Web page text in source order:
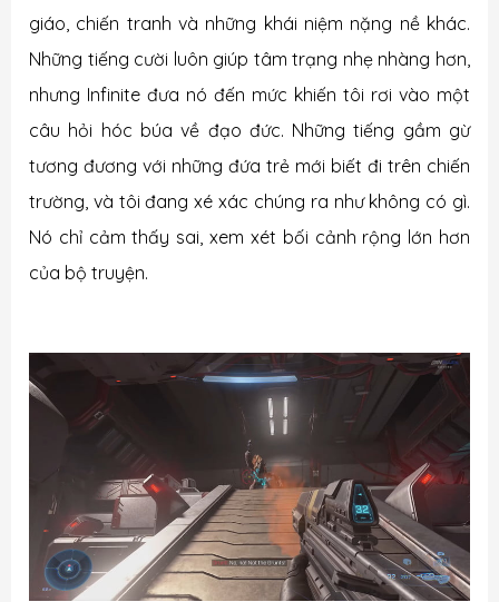
giáo, chiến tranh và những khái niệm nặng nề khác.
Những tiếng cười luôn giúp tâm trạng nhẹ nhàng hơn,
nhưng Infinite đưa nó đến mức khiến tôi rơi vào một
câu hỏi hóc búa về đạo đức. Những tiếng gầm gừ
tương đương với những đứa trẻ mới biết đi trên chiến
trường, và tôi đang xé xác chúng ra như không có gì.
Nó chỉ cảm thấy sai, xem xét bối cảnh rộng lớn hơn
của bộ truyện.